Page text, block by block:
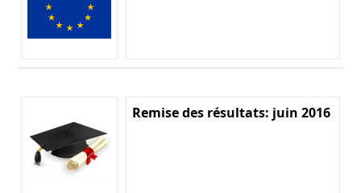
Remise des résultats: juin 2016